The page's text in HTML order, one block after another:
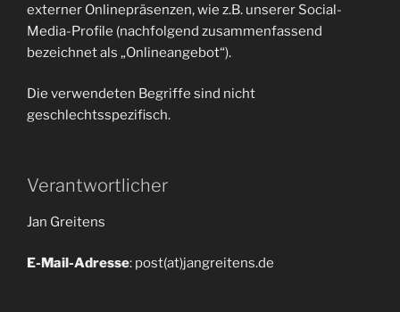
externer Onlinepräsenzen, wie z.B. unserer Social-
Media-Profile (nachfolgend zusammenfassend
bezeichnet als „Onlineangebot“).
Die verwendeten Begriffe sind nicht
geschlechtsspezifisch.
Verantwortlicher
Jan Greitens
E-Mail-Adresse: post(at)jangreitens.de